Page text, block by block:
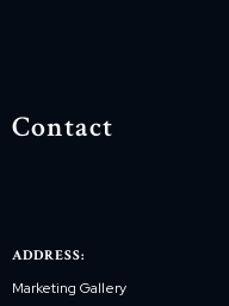
Contact
ADDRESS:
Marketing Gallery